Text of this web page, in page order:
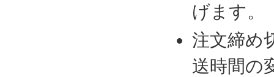
げます。
注文締め
送時間の